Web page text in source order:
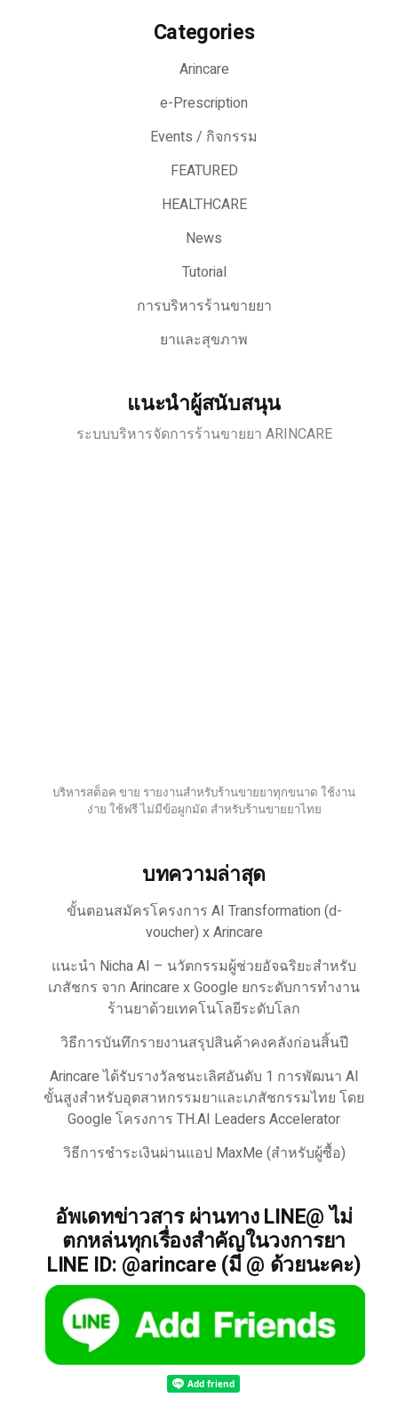
Categories
Arincare
e-Prescription
Events / กิจกรรม
FEATURED
HEALTHCARE
News
Tutorial
การบริหารร้านขายยา
ยาและสุขภาพ
แนะนำผู้สนับสนุน
ระบบบริหารจัดการร้านขายยา ARINCARE
บริหารสต็อค ขาย รายงานสำหรับร้านขายยาทุกขนาด ใช้งาน
ง่าย ใช้ฟรี ไม่มีข้อผูกมัด สำหรับร้านขายยาไทย
บทความล่าสุด
ขั้นตอนสมัครโครงการ AI Transformation (d-
voucher) x Arincare
แนะนำ Nicha AI – นวัตกรรมผู้ช่วยอัจฉริยะสำหรับ
เภสัชกร จาก Arincare x Google ยกระดับการทำงาน
ร้านยาด้วยเทคโนโลยีระดับโลก
วิธีการบันทึกรายงานสรุปสินค้าคงคลังก่อนสิ้นปี
Arincare ได้รับรางวัลชนะเลิศอันดับ 1 การพัฒนา AI
ขั้นสูงสำหรับอุตสาหกรรมยาและเภสัชกรรมไทย โดย
Google โครงการ TH.AI Leaders Accelerator
วิธีการชำระเงินผ่านแอป MaxMe (สำหรับผู้ซื้อ)
อัพเดทข่าวสาร ผ่านทาง LINE@ ไม่
ตกหล่นทุกเรื่องสำคัญในวงการยา
LINE ID: @arincare (มี @ ด้วยนะคะ)